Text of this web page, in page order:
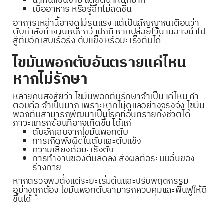
เบื่ออาหาร หรือรู้สึกไม่สดชื่น
อาการเหล่านี้อาจดูไม่รุนแรง แต่เป็นสัญญาณเตือนว่า
ตับกำลังทำงานหนักกว่าปกติ หากปล่อยไว้นานอาจนำไป
สู่ตับอักเสบเรื้อรัง ตับแข็ง หรือมะเร็งตับได้
ไขมันพอกตับอันตรายแค่ไหน
หากไม่รักษา
หลายคนสงสัยว่า ไขมันพอกตับรักษาจำเป็นแค่ไหน คำ
ตอบคือ จำเป็นมาก เพราะหากไม่ดูแลอย่างจริงจัง ไขมัน
พอกตับสามารถพัฒนาเป็นโรคที่อันตรายถึงชีวิตได้
ภาวะแทรกซ้อนที่อาจเกิดขึ้น ได้แก่
ตับอักเสบจากไขมันพอกตับ
การเกิดพังผืดในตับและตับแข็ง
ความเสี่ยงต่อมะเร็งตับ
การทำงานของตับลดลง ส่งผลต่อระบบอื่นของ
ร่างกาย
หากตรวจพบตั้งแต่ระยะเริ่มต้นและปรับพฤติกรรม
อย่างถูกต้อง ไขมันพอกตับสามารถควบคุมและฟื้นฟูให้ดี
ขึ้นได้